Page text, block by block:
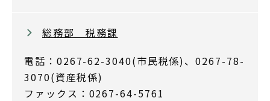
総務部 税務課
電話：0267-62-3040(市民税係)、0267-78-
3070(資産税係)
ファックス：0267-64-5761